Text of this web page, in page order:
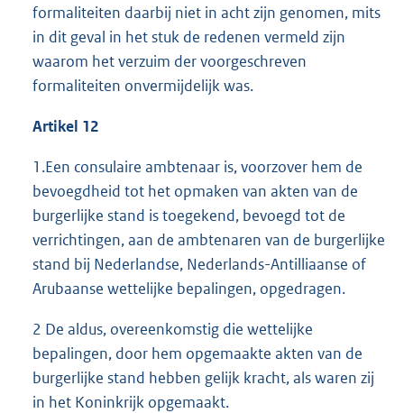
formaliteiten daarbij niet in acht zijn genomen, mits
in dit geval in het stuk de redenen vermeld zijn
waarom het verzuim der voorgeschreven
formaliteiten onvermijdelijk was.
Artikel 12
1.Een consulaire ambtenaar is, voorzover hem de
bevoegdheid tot het opmaken van akten van de
burgerlijke stand is toegekend, bevoegd tot de
verrichtingen, aan de ambtenaren van de burgerlijke
stand bij Nederlandse, Nederlands-Antilliaanse of
Arubaanse wettelijke bepalingen, opgedragen.
2 De aldus, overeenkomstig die wettelijke
bepalingen, door hem opgemaakte akten van de
burgerlijke stand hebben gelijk kracht, als waren zij
in het Koninkrijk opgemaakt.